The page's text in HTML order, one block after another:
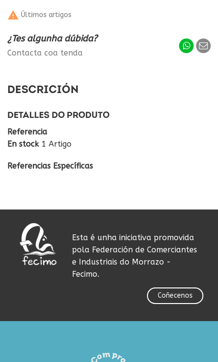
 Últimos artigos
¿Tes algunha dúbida?
Contacta coa tenda
DESCRICIÓN
DETALLES DO PRODUTO
Referencia
En stock 1 Artigo
Referencias Específicas
Esta é unha iniciativa promovida
pola Federación de Comerciantes
e Industriais do Morrazo -
Fecimo.
Coñecenos